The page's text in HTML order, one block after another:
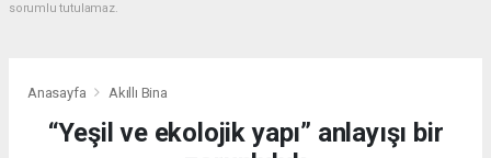
sorumlu tutulamaz.
Anasayfa Akıllı Bina
“Yeşil ve ekolojik yapı” anlayışı bir